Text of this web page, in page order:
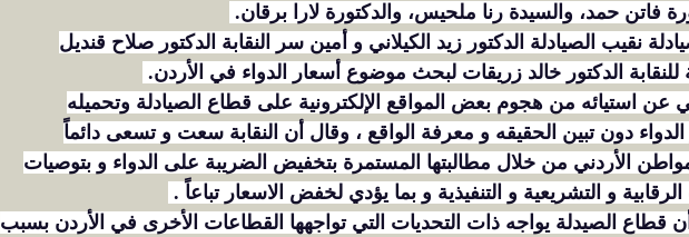
فاتن حمد، والسيدة رنا ملحيس، والدكتورة لارا برقان.
نقيب الصيادلة الدكتور زيد الكيلاني و أمين سر النقابة الدكتور صلاح قنديل
للنقابة الدكتور خالد زريقات لبحث موضوع أسعار الدواء في الأردن.
عن استيائه من هجوم بعض المواقع الإلكترونية على قطاع الصيادلة وتحميله
دون تبين الحقيقه و معرفة الواقع ، وقال أن النقابة سعت و تسعى دائماً
الأردني من خلال مطالبتها المستمرة بتخفيض الضريبة على الدواء و بتوصيات
و التشريعية و التنفيذية و بما يؤدي لخفض الاسعار تباعاً .
قطاع الصيدلة يواجه ذات التحديات التي تواجهها القطاعات الأخرى في الأردن بسبب